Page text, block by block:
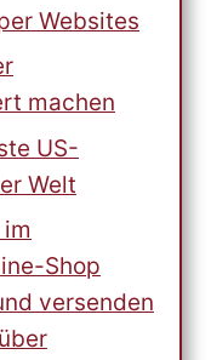
Websites
machen
US-
Welt
Shop
versenden